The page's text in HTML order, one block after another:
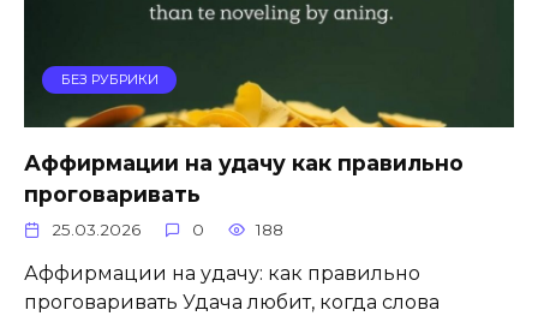
БЕЗ РУБРИКИ
Аффирмации на удачу как правильно
проговаривать
25.03.2026 0 188
Аффирмации на удачу: как правильно
проговаривать Удача любит, когда слова